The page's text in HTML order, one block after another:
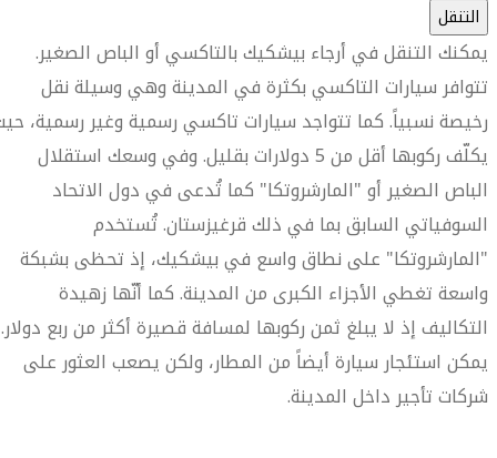
التنقل
يمكنك التنقل في أرجاء بيشكيك بالتاكسي أو الباص الصغير.
تتوافر سيارات التاكسي بكثرة في المدينة وهي وسيلة نقل
رخيصة نسبياً. كما تتواجد سيارات تاكسي رسمية وغير رسمية،
يكلّف ركوبها أقل من 5 دولارات بقليل. وفي وسعك استقلال
الباص الصغير أو "المارشروتكا" كما تُدعى في دول الاتحاد
السوفياتي السابق بما في ذلك قرغيزستان. تُستخدم
"المارشروتكا" على نطاق واسع في بيشكيك، إذ تحظى بشبكة
واسعة تغطي الأجزاء الكبرى من المدينة. كما أنّها زهيدة
التكاليف إذ لا يبلغ ثمن ركوبها لمسافة قصيرة أكثر من ربع دولار.
يمكن استئجار سيارة أيضاً من المطار، ولكن يصعب العثور على
شركات تأجير داخل المدينة.